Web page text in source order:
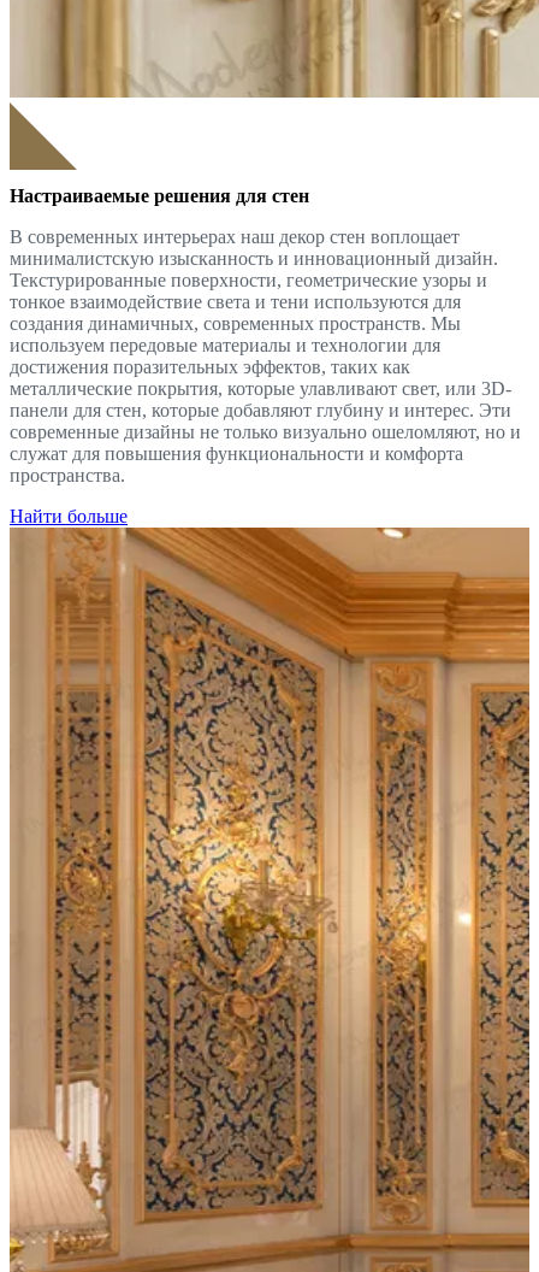
Настраиваемые решения для стен
В современных интерьерах наш декор стен воплощает
минималистскую изысканность и инновационный дизайн.
Текстурированные поверхности, геометрические узоры и
тонкое взаимодействие света и тени используются для
создания динамичных, современных пространств. Мы
используем передовые материалы и технологии для
достижения поразительных эффектов, таких как
металлические покрытия, которые улавливают свет, или 3D-
панели для стен, которые добавляют глубину и интерес. Эти
современные дизайны не только визуально ошеломляют, но и
служат для повышения функциональности и комфорта
пространства.
Найти больше